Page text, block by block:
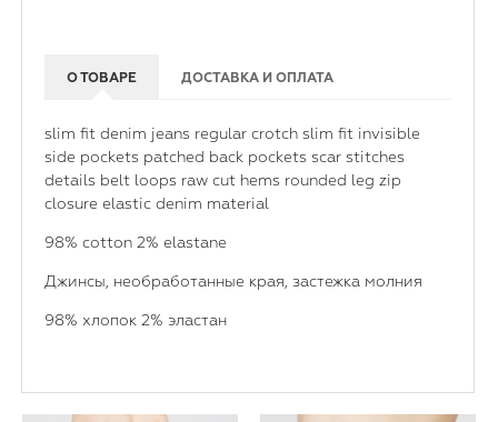
О ТОВАРЕ ДОСТАВКА И ОПЛАТА
slim fit denim jeans regular crotch slim fit invisible
side pockets patched back pockets scar stitches
details belt loops raw cut hems rounded leg zip
closure elastic denim material
98% cotton 2% elastane
Джинсы, необработанные края, застежка молния
98% хлопок 2% эластан